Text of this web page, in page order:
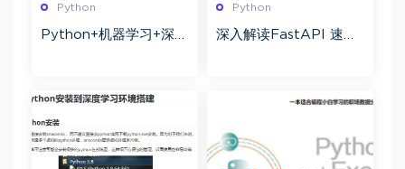
Python
Python+机器学习+深度
Python
深入解读FastAPI 速度